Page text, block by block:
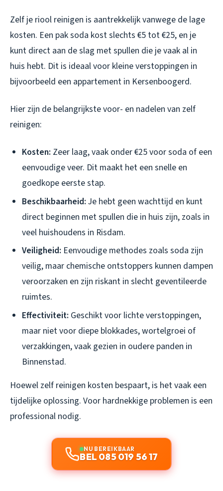
Zelf je riool reinigen is aantrekkelijk vanwege de lage
kosten. Een pak soda kost slechts €5 tot €25, en je
kunt direct aan de slag met spullen die je vaak al in
huis hebt. Dit is ideaal voor kleine verstoppingen in
bijvoorbeeld een appartement in Kersenboogerd.
Hier zijn de belangrijkste voor- en nadelen van zelf
reinigen:
Kosten: Zeer laag, vaak onder €25 voor soda of een
eenvoudige veer. Dit maakt het een snelle en
goedkope eerste stap.
Beschikbaarheid: Je hebt geen wachttijd en kunt
direct beginnen met spullen die in huis zijn, zoals in
veel huishoudens in Risdam.
Veiligheid: Eenvoudige methodes zoals soda zijn
veilig, maar chemische ontstoppers kunnen dampen
veroorzaken en zijn riskant in slecht geventileerde
ruimtes.
Effectiviteit: Geschikt voor lichte verstoppingen,
maar niet voor diepe blokkades, wortelgroei of
verzakkingen, vaak gezien in oudere panden in
Binnenstad.
Hoewel zelf reinigen kosten bespaart, is het vaak een
tijdelijke oplossing. Voor hardnekkige problemen is een
professional nodig.
NU BEREIKBAAR
BEL 085 019 56 17